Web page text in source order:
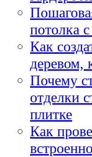
потолка
Как
деревом,
Почему
отделки
плитке
Как